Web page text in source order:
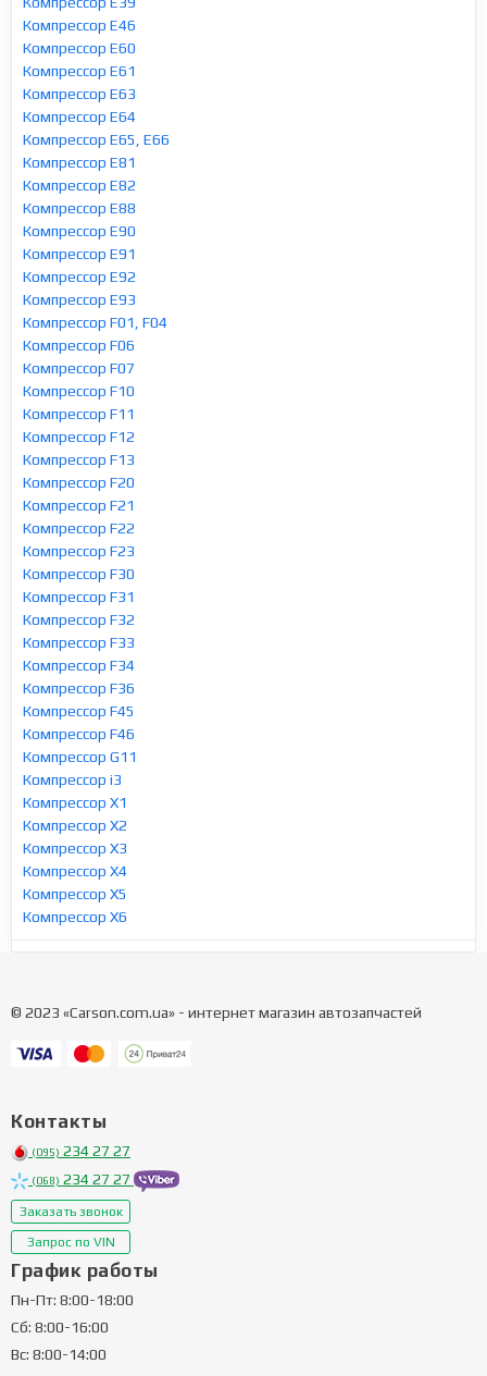
Компрессор E46
Компрессор E60
Компрессор E61
Компрессор E63
Компрессор E64
Компрессор E65, E66
Компрессор E81
Компрессор E82
Компрессор E88
Компрессор E90
Компрессор E91
Компрессор E92
Компрессор E93
Компрессор F01, F04
Компрессор F06
Компрессор F07
Компрессор F10
Компрессор F11
Компрессор F12
Компрессор F13
Компрессор F20
Компрессор F21
Компрессор F22
Компрессор F23
Компрессор F30
Компрессор F31
Компрессор F32
Компрессор F33
Компрессор F34
Компрессор F36
Компрессор F45
Компрессор F46
Компрессор G11
Компрессор i3
Компрессор X1
Компрессор X2
Компрессор X3
Компрессор X4
Компрессор X5
Компрессор X6
© 2023 «Carson.com.ua» - интернет магазин автозапчастей
Контакты
(095) 234 27 27
(068) 234 27 27
Заказать звонок
Запрос по VIN
График работы
Пн-Пт: 8:00-18:00
Сб: 8:00-16:00
Вс: 8:00-14:00